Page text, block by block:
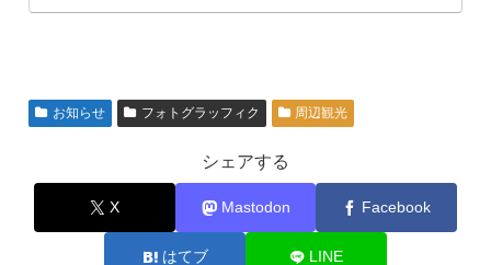
お知らせ フォトグラッフィク 周辺観光
シェアする
X Mastodon Facebook
はてブ LINE